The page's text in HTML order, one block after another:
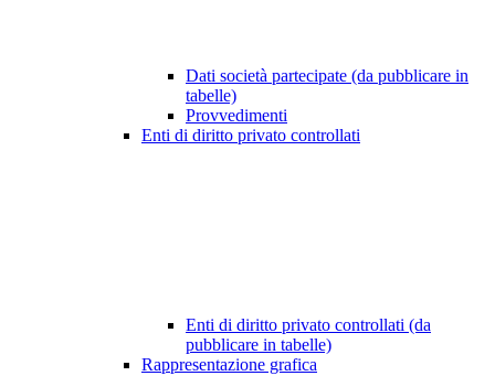
Dati società partecipate (da pubblicare in
tabelle)
Provvedimenti
Enti di diritto privato controllati
Enti di diritto privato controllati (da
pubblicare in tabelle)
Rappresentazione grafica